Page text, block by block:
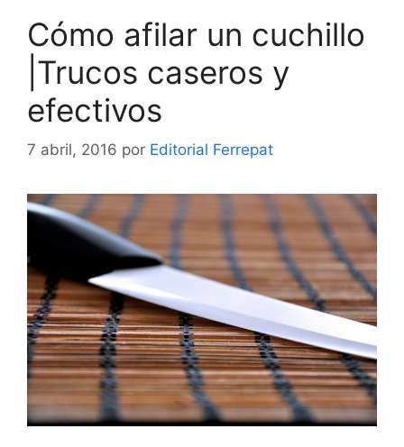
Cómo afilar un cuchillo
|Trucos caseros y
efectivos
7 abril, 2016 por Editorial Ferrepat